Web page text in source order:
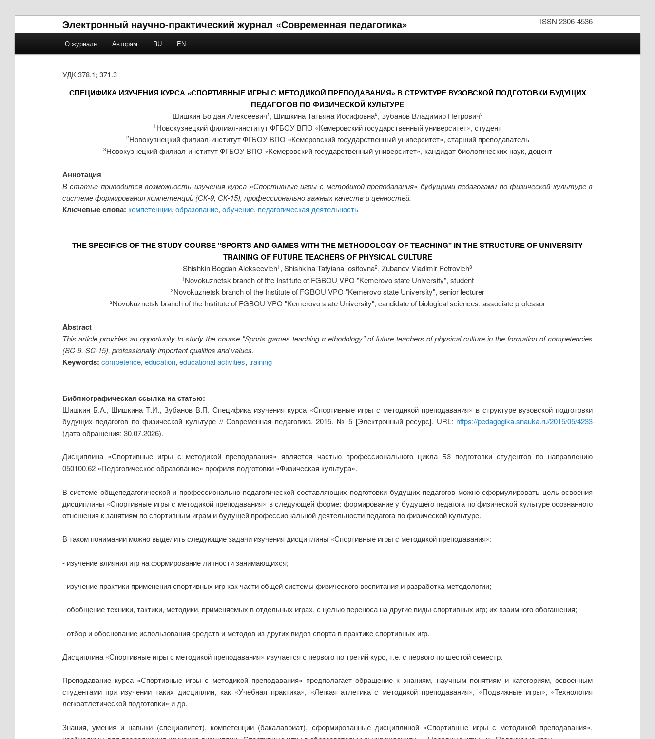
ISSN 2306-4536
Электронный научно-практический журнал «Современная педагогика»
Skip to primary content
Skip to secondary content
О журнале Авторам RU EN
УДК 378.1; 371.3
СПЕЦИФИКА ИЗУЧЕНИЯ КУРСА «СПОРТИВНЫЕ ИГРЫ С МЕТОДИКОЙ ПРЕПОДАВАНИЯ» В СТРУКТУРЕ ВУЗОВСКОЙ ПОДГОТОВКИ БУДУЩИХ
ПЕДАГОГОВ ПО ФИЗИЧЕСКОЙ КУЛЬТУРЕ
Шишкин Богдан Алексеевич1 , Шишкина Татьяна Иосифовна2, Зубанов Владимир Петрович3
1 Новокузнецкий филиал-институт ФГБОУ ВПО «Кемеровский государственный университет», студент
2Новокузнецкий филиал-институт ФГБОУ ВПО «Кемеровский государственный университет», старший преподаватель
3Новокузнецкий филиал-институт ФГБОУ ВПО «Кемеровский государственный университет», кандидат биологических наук, доцент
Аннотация
В статье приводится возможность изучения курса «Спортивные игры с методикой преподавания» будущими педагогами по физической культуре в
системе формирования компетенций (СК-9, СК-15), профессионально важных качеств и ценностей.
Ключевые слова: компетенции, образование, обучение, педагогическая деятельность
THE SPECIFICS OF THE STUDY COURSE "SPORTS AND GAMES WITH THE METHODOLOGY OF TEACHING" IN THE STRUCTURE OF UNIVERSITY
TRAINING OF FUTURE TEACHERS OF PHYSICAL CULTURE
Shishkin Bogdan Alekseevich1 , Shishkina Tatyiana Iosifovna2, Zubanov Vladimir Petrovich3
1 Novokuznetsk branch of the Institute of FGBOU VPO "Kemerovo state University", student
2Novokuznetsk branch of the Institute of FGBOU VPO "Kemerovo state University", senior lecturer
3Novokuznetsk branch of the Institute of FGBOU VPO "Kemerovo state University", candidate of biological sciences, associate professor
Abstract
This article provides an opportunity to study the course "Sports games teaching methodology" of future teachers of physical culture in the formation of competencies
(SC-9, SC-15), professionally important qualities and values.
Keywords: competence, education, educational activities, training
Библиографическая ссылка на статью:
Шишкин Б.А., Шишкина Т.И., Зубанов В.П. Специфика изучения курса «Спортивные игры с методикой преподавания» в структуре вузовской подготовки
будущих педагогов по физической культуре // Современная педагогика. 2015. № 5 [Электронный ресурс]. URL: https://pedagogika.snauka.ru/2015/05/4233
(дата обращения: 30.07.2026).
Дисциплина «Спортивные игры с методикой преподавания» является частью профессионального цикла Б3 подготовки студентов по направлению
050100.62 «Педагогическое образование» профиля подготовки «Физическая культура».
В системе общепедагогической и профессионально-педагогической составляющих подготовки будущих педагогов можно сформулировать цель освоения
дисциплины «Спортивные игры с методикой преподавания» в следующей форме: формирование у будущего педагога по физической культуре осознанного
отношения к занятиям по спортивным играм и будущей профессиональной деятельности педагога по физической культуре.
В таком понимании можно выделить следующие задачи изучения дисциплины «Спортивные игры с методикой преподавания»:
- изучение влияния игр на формирование личности занимаю­щихся;
- изучение практики применения спортивных игр как части общей системы физического воспитания и разработка методологии;
- обобщение техники, тактики, методики, применяемых в от­дельных играх, с целью переноса на другие виды спортивных игр; их взаимного обогащения;
- отбор и обоснование использования средств и методов из других видов спорта в практике спортивных игр.
Дисциплина «Спортивные игры с методикой преподавания» изучается с первого по третий курс, т.е. с первого по шестой семестр.
Преподавание курса «Спортивные игры с методикой преподавания» предполагает обращение к знаниям, научным понятиям и категориям, освоенным
студентами при изучении таких дисциплин, как «Учебная практика», «Легкая атлетика с методикой преподавания», «Подвижные игры», «Технология
легкоатлетической подготовки» и др.
Знания, умения и навыки (специалитет), компетенции (бакалавриат), сформированные дисциплиной «Спортивные игры с методикой преподавания»,